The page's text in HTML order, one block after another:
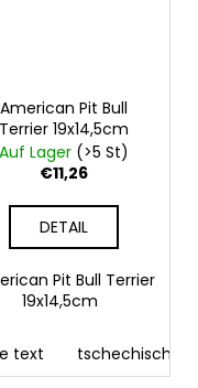
Silber 091 Gold
American Pit Bull
Terrier 19x14,5cm
Auf Lager (>5 St)
€11,26
DETAIL
Pit Bull Terrier
19x14,5cm
text tschechisch